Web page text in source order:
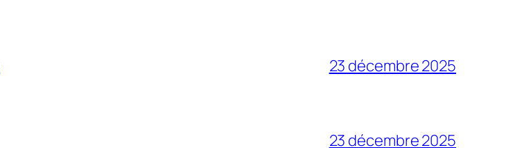
23 décembre 2025
23 décembre 2025